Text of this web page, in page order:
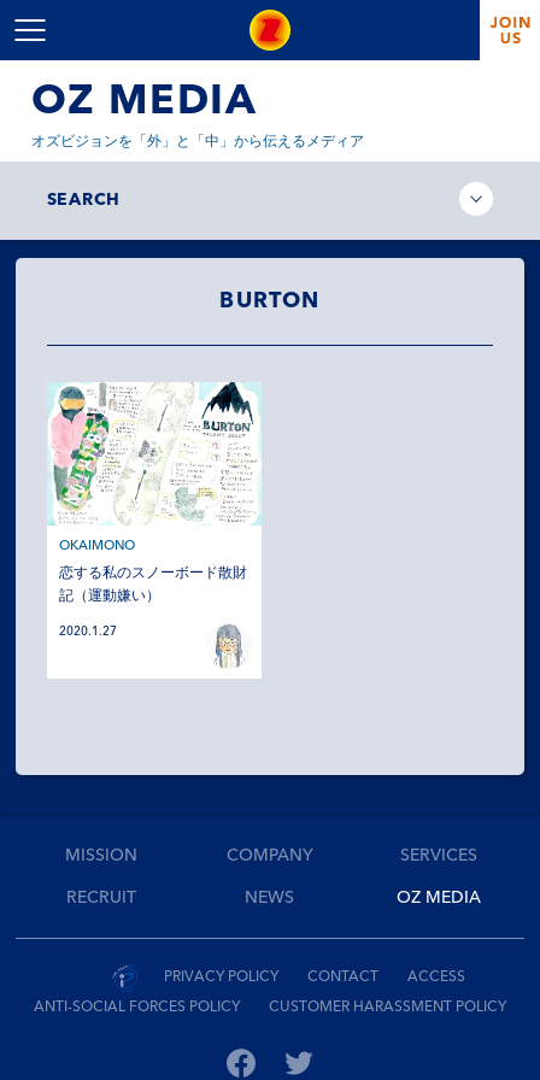
MISSION
COMPANY
SERVICES
RECRUIT
OZ MEDIA
PRIVACY POLICY CONTACT ACCESS
OZ MEDIA
オズビジョンを「外」と「中」から伝えるメディア
SEARCH
BURTON
OKAIMONO
恋する私のスノーボード散財
記（運動嫌い）
2020.1.27
MISSION COMPANY SERVICES
RECRUIT NEWS OZ MEDIA
PRIVACY POLICY CONTACT ACCESS
ANTI-SOCIAL FORCES POLICY CUSTOMER HARASSMENT POLICY